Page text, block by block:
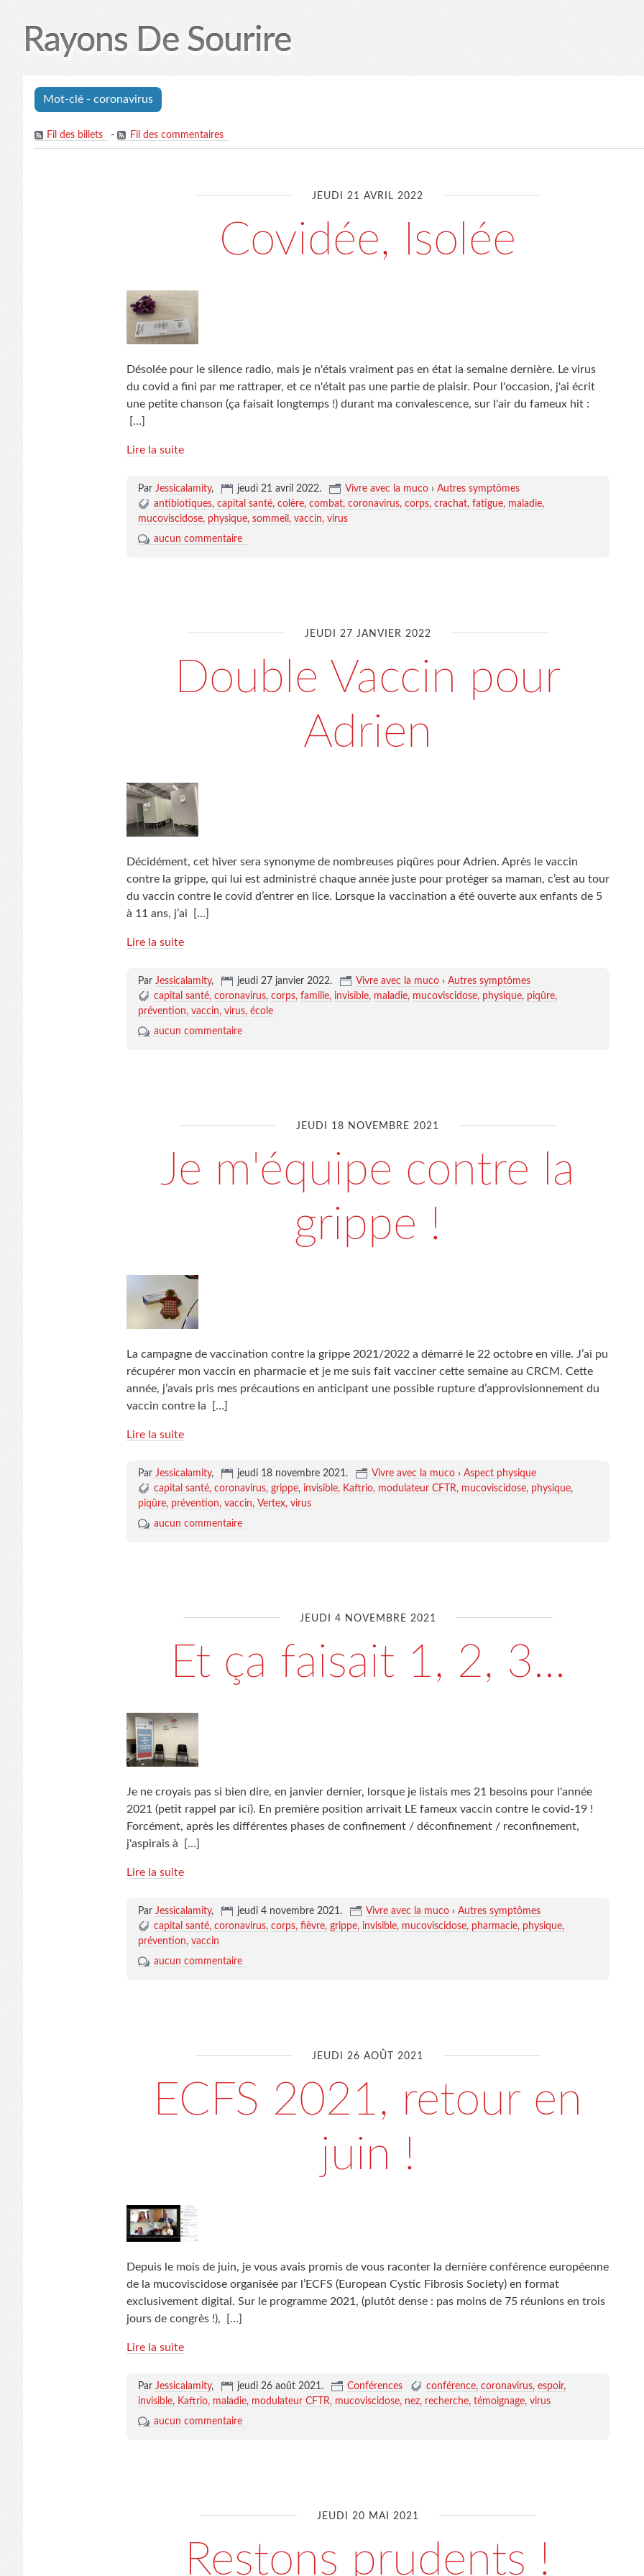
Rayons De Sourire
Mot-clé - coronavirus
Fil des billets - Fil des commentaires
JEUDI 21 AVRIL 2022
Covidée, Isolée
Désolée pour le silence radio, mais je n'étais vraiment pas en état la semaine dernière. Le virus
du covid a fini par me rattraper, et ce n'était pas une partie de plaisir. Pour l'occasion, j'ai écrit
une petite chanson (ça faisait longtemps !) durant ma convalescence, sur l'air du fameux hit :
[…]
Lire la suite
Par Jessicalamity, jeudi 21 avril 2022. Vivre avec la muco› Autres symptômes
antibiotiques capital santé colère combat coronavirus corps crachat fatigue maladie
mucoviscidose physique sommeil vaccin virus
aucun commentaire
JEUDI 27 JANVIER 2022
Double Vaccin pour
Adrien
Décidément, cet hiver sera synonyme de nombreuses piqûres pour Adrien. Après le vaccin
contre la grippe, qui lui est administré chaque année juste pour protéger sa maman, c’est au tour
du vaccin contre le covid d’entrer en lice. Lorsque la vaccination a été ouverte aux enfants de 5
à 11 ans, j’ai
[…]
Lire la suite
Par Jessicalamity, jeudi 27 janvier 2022. Vivre avec la muco› Autres symptômes
capital santé coronavirus corps famille invisible maladie mucoviscidose physique piqûre
prévention vaccin virus école
aucun commentaire
JEUDI 18 NOVEMBRE 2021
Je m'équipe contre la
grippe !
La campagne de vaccination contre la grippe 2021/2022 a démarré le 22 octobre en ville. J’ai pu
récupérer mon vaccin en pharmacie et je me suis fait vacciner cette semaine au CRCM. Cette
année, j’avais pris mes précautions en anticipant une possible rupture d’approvisionnement du
vaccin contre la
[…]
Lire la suite
Par Jessicalamity, jeudi 18 novembre 2021. Vivre avec la muco› Aspect physique
capital santé coronavirus grippe invisible Kaftrio modulateur CFTR mucoviscidose physique
piqûre prévention vaccin Vertex virus
aucun commentaire
JEUDI 4 NOVEMBRE 2021
Et ça faisait 1, 2, 3...
Je ne croyais pas si bien dire, en janvier dernier, lorsque je listais mes 21 besoins pour l'année
2021 (petit rappel par ici). En première position arrivait LE fameux vaccin contre le covid-19 !
Forcément, après les différentes phases de confinement / déconfinement / reconfinement,
j'aspirais à
[…]
Lire la suite
Par Jessicalamity, jeudi 4 novembre 2021. Vivre avec la muco› Autres symptômes
capital santé coronavirus corps fièvre grippe invisible mucoviscidose pharmacie physique
prévention vaccin
aucun commentaire
JEUDI 26 AOÛT 2021
ECFS 2021, retour en
juin !
Depuis le mois de juin, je vous avais promis de vous raconter la dernière conférence européenne
de la mucoviscidose organisée par l’ECFS (European Cystic Fibrosis Society) en format
exclusivement digital. Sur le programme 2021, (plutôt dense : pas moins de 75 réunions en trois
jours de congrès !),
[…]
Lire la suite
Par Jessicalamity, jeudi 26 août 2021. Conférences conférence coronavirus espoir
invisible
Kaftrio maladie modulateur CFTR mucoviscidose nez recherche témoignage virus
aucun commentaire
JEUDI 20 MAI 2021
Restons prudents !